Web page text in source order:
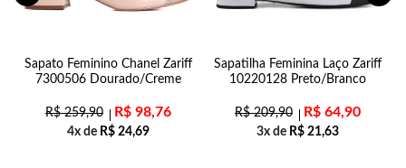
Sapato Feminino Chanel Zariff
7300506 Dourado/Creme
R$259,90 R$ 98,76
4x de R$ 24,69
Sapatilha Feminina Laço Zariff
10220128 Preto/Branco
R$209,90 R$ 64,90
3x de R$ 21,63